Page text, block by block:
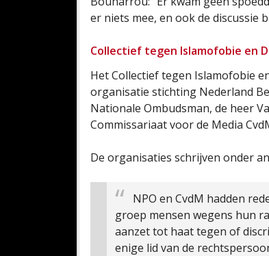
er niets mee, en ook de discussie
Collectief tegen Islamofobie en
Het Collectief tegen Islamofobie
organisatie stichting Nederland
Nationale Ombudsman, de heer
Commissariaat voor de Media
De organisaties schrijven onder
NPO en CvdM hadden
groep mensen wegens hun
aanzet tot haat tegen of
enige lid van de